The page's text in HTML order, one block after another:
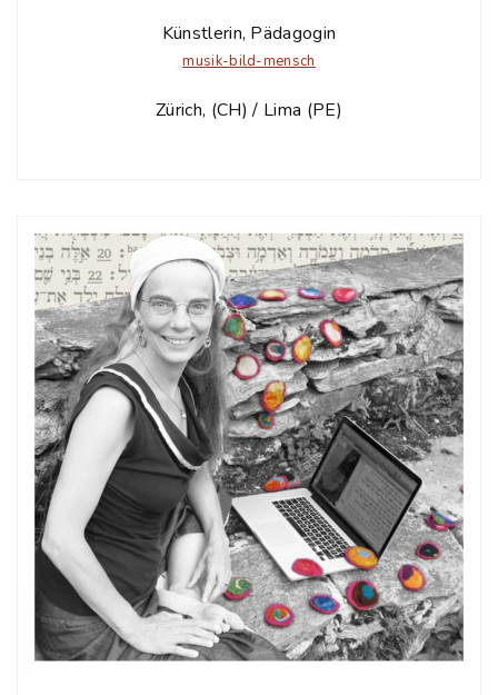
Künstlerin, Pädagogin
musik-bild-mensch
Zürich, (CH) / Lima (PE)